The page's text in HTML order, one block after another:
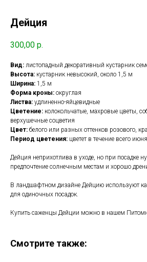
Дейция
300,00 р.
Вид: листопадный декоративный кустарник
Высота: кустарник невысокий, около 1,5 м
Ширина: 1,5 м
Форма кроны: округлая
Листва: удлиненно-яйцевидные
Цветение: колокольчатые, махровые цветы,
верхушечные соцветия
Цвет: белого или разных оттенков розового,
Период цветения: цветет в течение всего
Дейция неприхотлива в уходе, но при посадке
предпочтение солнечным местам и хорошо
В ландшафтном дизайне Дейцию используют
для одиночных посадок.
Купить саженцы Дейции можно в нашем
Смотрите также: